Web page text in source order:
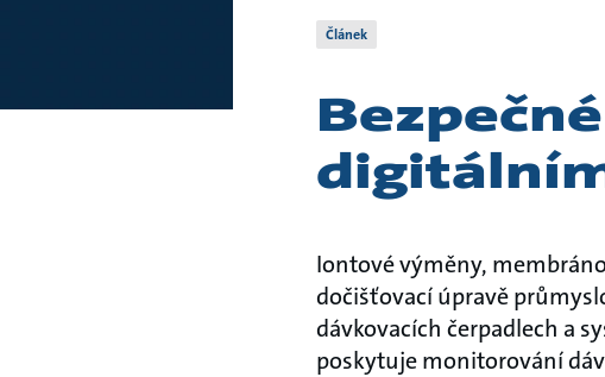
Článek
Iontové výměny,
dočišťovací úpravě
dávkovacích čerpadlech a
poskytuje monitorování